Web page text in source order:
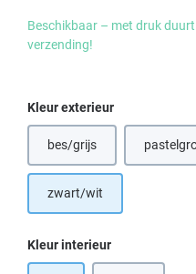
Beschikbaar – met druk
verzending!
Selecteer
Kleur exterieur
bes/grijs(Deze optie is
zwart/wit
Selecteer
Kleur interieur